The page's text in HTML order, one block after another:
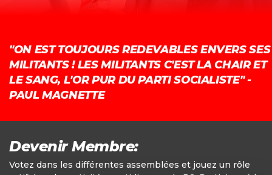
"ON EST TOUJOURS REDEVABLES ENVERS SES
MILITANTS ! LES MILITANTS C'EST LA CHAIR ET
LE SANG, L'OR PUR DU PARTI SOCIALISTE" -
PAUL MAGNETTE
Devenir Membre:
Votez dans les différentes assemblées et jouez un rôle